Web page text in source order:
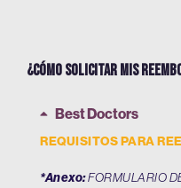
¿Cómo solicitar mis
Best Doctors
REQUISITOS PARA
*Anexo:FORMULARIO